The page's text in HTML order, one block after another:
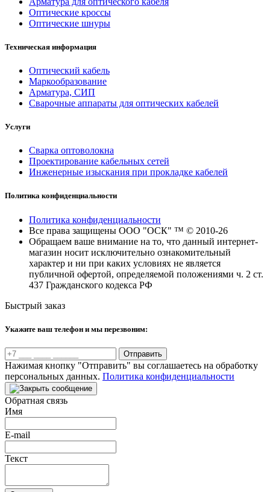
Оптические кроссы
Оптические шнуры
Техническая информация
Оптический кабель
Маркообразование
Арматура, СИП
Сварочные аппараты для оптических кабелей
Услуги
Сварка оптоволокна
Проектирование кабельных сетей
Инженерные изыскания при прокладке кабелей
Политика конфиденциальности
Политика конфиденциальности
Все права защищены ООО "ОСК" ™ © 2010-26
Обращаем ваше внимание на то, что данный интернет-
магазин носит исключительно ознакомительный
характер и ни при каких условиях не является
публичной офертой, определяемой положениями ч. 2 ст.
437 Гражданского кодекса РФ
Быстрый заказ
Укажите ваш телефон и мы перезвоним:
Отправить
Нажимая кнопку "Отправить" вы соглашаетесь на обработку
персональных данных. Политика конфиденциальности
Обратная связь
Имя
E-mail
Текст